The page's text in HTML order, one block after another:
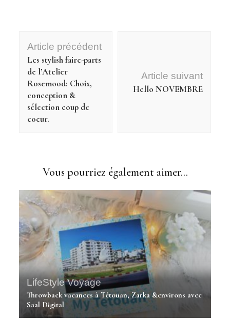
Navigation
d'article
Article précédent
Les stylish faire-parts
de l’Atelier
Rosemood: Choix,
conception &
sélection coup de
coeur.
Article suivant
Hello NOVEMBRE
Vous pourriez également aimer...
LifeStyle Voyage
Throwback vacances à Tétouan, Zarka &environs avec
Saal Digital